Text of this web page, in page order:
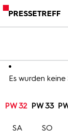
PRESSETREFF
Es wurden
PW 32 PW 33
SA SO